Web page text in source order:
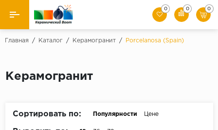
Назад
Керамическая плитка
0 0 0
Главная / Каталог / Керамогранит / Porcelanosa (Spain)
Керамогранит
Сортировать по: Популярности Цене